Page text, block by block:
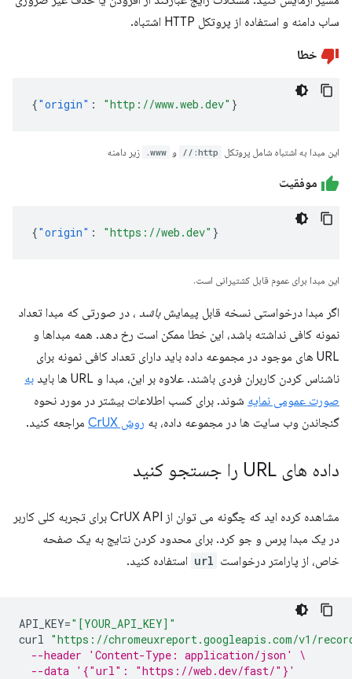
ساب دامنه و استفاده از پروتکل HTTP اشتباه.
خطا
{"origin" : "http://www.web.dev" }
این مبدا به اشتباه شامل پروتکل http:// و www. زیر دامنه
موفقیت
{"origin" : "https://web.dev" }
این مبدا برای عموم قابل کشتیرانی است.
اگر مبدا درخواستی نسخه قابل پیمایشباشد ، در صورتی که مبدا تعداد
نمونه کافی نداشته باشد، این خطا ممکن است رخ دهد. همه مبداها و
URL های موجود در مجموعه داده باید دارای تعداد کافی نمونه برای
ناشناس کردن کاربران فردی باشند. علاوه بر این، مبدا و URL ها باید
به
صورت عمومی نمایه شوند. برای کسب اطلاعات بیشتر در مورد نحوه
گنجاندن وب سایت ها در مجموعه داده، به روش CrUX مراجعه کنید.
داده های URL را جستجو کنید
مشاهده کرده اید که چگونه می توان از CrUX API برای تجربه کلی کاربر
در یک مبدا پرس و جو کرد. برای محدود کردن نتایج به یک صفحه
خاص، از پارامتر درخواست url استفاده کنید.
API_KEY="[YOUR_API_KEY]"
curl "https://chromeuxreport.googleapis.com/v1/
--header 'Content-Type: application/json' \
--data '{"url": "https://web.dev/fast/"}'